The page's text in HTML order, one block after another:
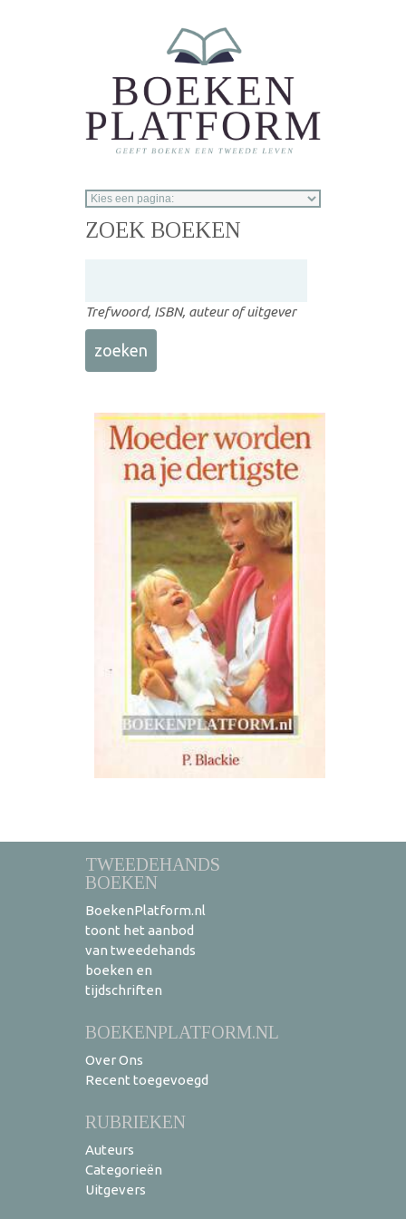
ZOEK BOEKEN
Trefwoord, ISBN, auteur of uitgever
TWEEDEHANDS
BOEKEN
BoekenPlatform.nl
toont het aanbod
van tweedehands
boeken en
tijdschriften
BOEKENPLATFORM.NL
Over Ons
Recent toegevoegd
RUBRIEKEN
Auteurs
Categorieën
Uitgevers